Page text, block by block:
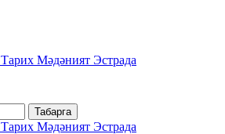
Тарих Мәдәният Эстрада
Табарга
Тарих Мәдәният Эстрада